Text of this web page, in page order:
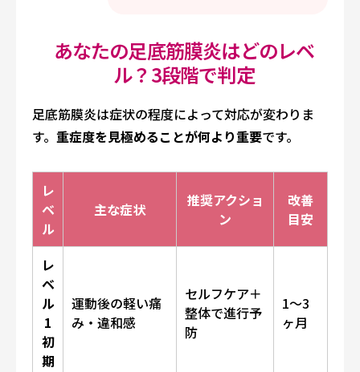
あなたの足底筋膜炎はどのレベ
ル？3段階で判定
足底筋膜炎は症状の程度によって対応が変わりま
す。 重症度を見極めることが何より重要です。
レ
ベ
ル
主な症状
推奨アクショ
ン
改善
目安
レ
ベ
ル
1
初
期
運動後の軽い痛
み・違和感
セルフケア＋
整体で進行予
防
1〜3
ヶ月